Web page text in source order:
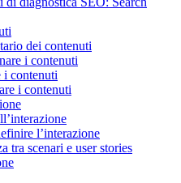
dei contenuti
i contenuti
i contenuti
i contenuti
l’interazione
tra scenari e user stories